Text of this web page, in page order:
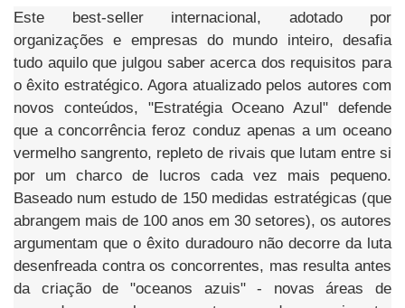
Este best-seller internacional, adotado por
organizações e empresas do mundo inteiro, desafia
tudo aquilo que julgou saber acerca dos requisitos para
o êxito estratégico. Agora atualizado pelos autores com
novos conteúdos, "Estratégia Oceano Azul" defende
que a concorrência feroz conduz apenas a um oceano
vermelho sangrento, repleto de rivais que lutam entre si
por um charco de lucros cada vez mais pequeno.
Baseado num estudo de 150 medidas estratégicas (que
abrangem mais de 100 anos em 30 setores), os autores
argumentam que o êxito duradouro não decorre da luta
desenfreada contra os concorrentes, mas resulta antes
da criação de "oceanos azuis" - novas áreas de